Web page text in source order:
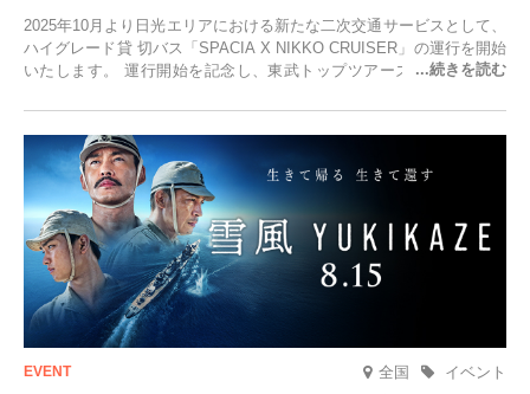
2025年10月より日光エリアにおける新たな二次交通サービスとして、
ハイグレード貸 切バス「SPACIA X NIKKO CRUISER」の運行を開始
いたします。 運行開始を記念し、東武トップツアーズ株式会社では
2025年9月12日(金)より発売いたします。
全国 イベント